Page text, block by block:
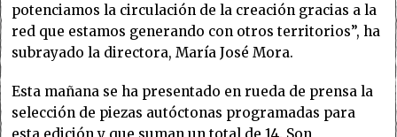
potenciamos la circulación de la creación gracias a la
red que estamos generando con otros territorios”, ha
subrayado la directora, María José Mora.
Esta mañana se ha presentado en rueda de prensa la
selección de piezas autóctonas programadas para
esta edición y que suman un total de 14. Son